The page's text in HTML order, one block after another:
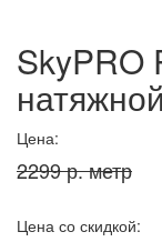
SkyPRO
Цена:
2299 р. метр
Цена со скидкой: